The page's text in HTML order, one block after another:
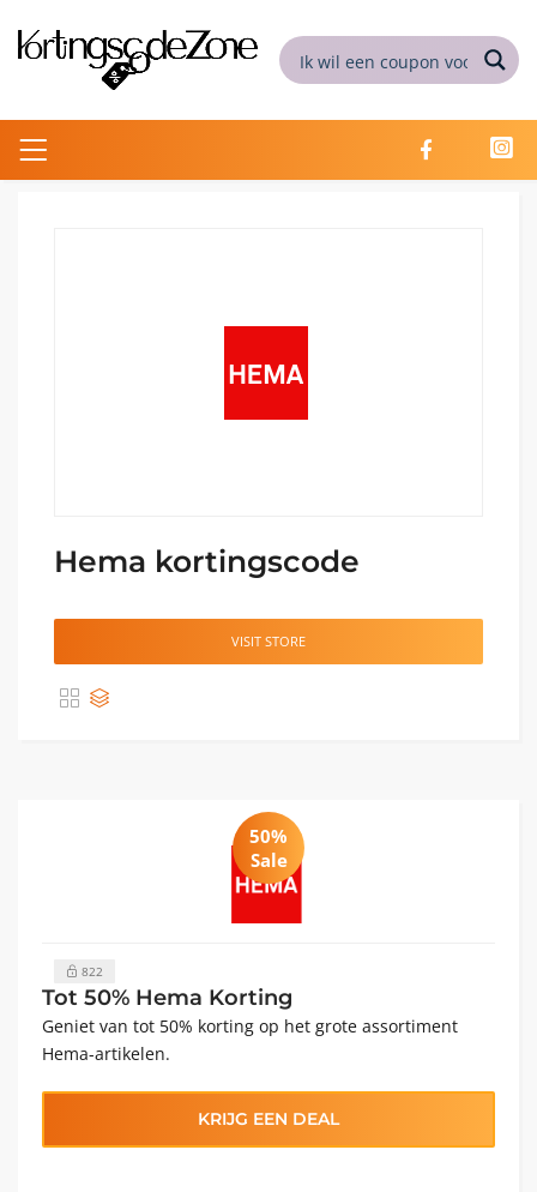
Hema kortingscode
VISIT STORE
50%
Sale
822
Tot 50% Hema Korting
Geniet van tot 50% korting op het grote assortiment
Hema-artikelen.
KRIJG EEN DEAL